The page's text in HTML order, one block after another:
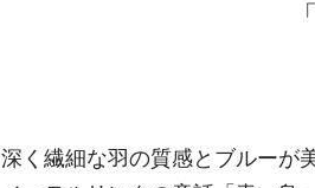
深く繊細な羽の質感とブルーが